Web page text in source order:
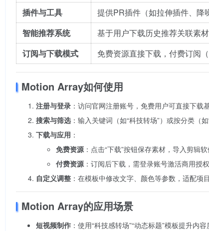
插件与工具
提供PR插件（如拉伸插件、降
智能推荐系统
基于用户下载历史推荐关联素材
订阅与下载模式
免费资源直接下载，付费订阅
Motion Array如何使用
注册与登录 ：访问官网注册账号，免费用户可直接下载
搜索与筛选：输入关键词（如“科技转场”）或按分类（如
下载与应用 ：
免费资源：点击“下载”按钮保存素材，导入剪辑软
付费资源：订阅后下载，需登录账号激活商用授权
自定义调整 ：在模板中修改文字、颜色等参数，适配项目
Motion Array的应用场景
短视频制作 ：使用“科技感转场”“动态标题”模板提升内容